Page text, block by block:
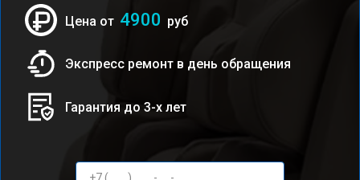
Цена от 4900 руб
Экспресс ремонт в день обращения
Гарантия до 3-х лет